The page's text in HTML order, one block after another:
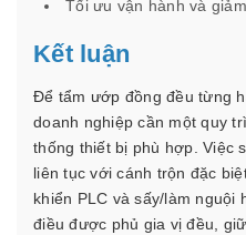
Tối ưu vận hành và
Kết luận
Để tẩm ướp đồng đều từng
doanh nghiệp cần một quy
thống thiết bị phù hợp. Việc
liên tục với cánh trộn đặc
khiển PLC và sấy/làm nguội
điều được phủ gia vị đều,